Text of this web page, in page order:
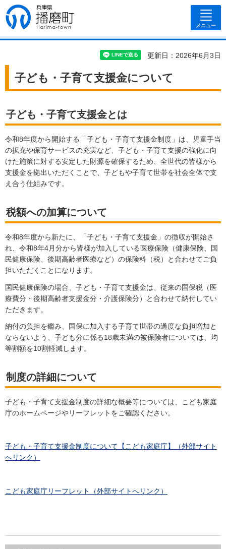
兵庫県 播磨
町
メニュー
更新日：2026年6月3日
子ども・子育て支援金について
子ども・子育て支援金とは
令和8年度から開始する「子ども・子育て支援金制度」は、児童手当
の拡充や保育サービスの充実など、子ども・子育て支援の強化に向
けた施策に対する安定した財源を確保するため、全世代の皆様から
支援金を拠出いただくことで、子どもや子育て世帯を社会全体で支
え合う仕組みです。
税額への加算について
令和8年度から新たに、「子ども・子育て支援金」の徴収が開始さ
れ、令和8年4月分から皆様が加入している医療保険（健康保険、国
民健康保険、後期高齢者医療など）の保険料（税）と合わせてご負
担いただくことになります。
国民健康保険の場合、子ども・子育て支援金は、従来の国保税（医
療費分・後期高齢者支援金分・介護保険分）と合わせて納付してい
ただきます。
納付の負担を鑑み、国保に加入する子育て世帯の過度な負担増加と
ならないよう、子ども分に係る18歳未満の被保険者については、均
等割額を10割軽減します。
制度の詳細について
子ども・子育て支援金制度の詳細な概要等については、こども家庭
庁のホームページやリーフレットをご確認ください。
子ども・子育て支援金制度について【こども家庭庁】（外部サイト
へリンク）
こども家庭庁リーフレット（外部サイトへリンク）